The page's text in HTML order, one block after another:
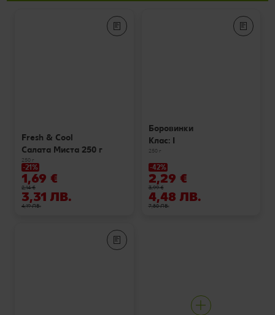
Fresh & Cool
Салата Миста 250 г
250 г
-21%
1,69 €
2,14 €
3,31 ЛВ.
4,19 ЛВ.
Боровинки
Клас: I
250 г
-42%
2,29 €
3,99 €
4,48 ЛВ.
7,80 ЛВ.